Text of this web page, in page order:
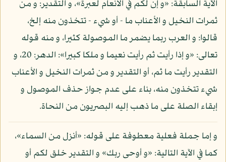
الآية السابقة: «و إن لكم في الأنعام لعبرة»، و التقدير: و من
ثمرات النخيل و الأعناب ما - أو شيء - تتخذون منه إلخ،
قالوا: و العرب ربما يضمر ما الموصولة كثيرا، و منه قوله
تعالى: «و إذا رأيت ثم رأيت نعيما و ملكا كبيرا»: الدهر: 20، و
التقدير رأيت ما ثم، أو التقدير و من ثمرات النخيل و الأعناب
شيء تتخذون منه، بناء على عدم جواز حذف الموصول و
إبقاء الصلة على ما ذهب إليه البصريون من النحاة.
و إما جملة فعلية معطوفة على قوله: «أنزل من السماء»،
كما في الآية التالية: «و أوحى ربك» و التقدير خلق لكم أو